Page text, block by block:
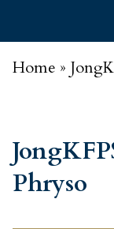
Home »
Phryso